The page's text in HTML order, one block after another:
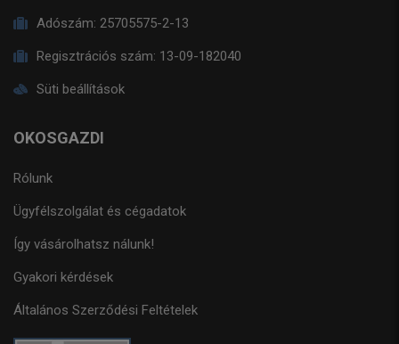
Adószám: 25705575-2-13
Regisztrációs szám: 13-09-182040
Süti beállítások
OKOSGAZDI
Rólunk
Ügyfélszolgálat és cégadatok
Így vásárolhatsz nálunk!
Gyakori kérdések
Általános Szerződési Feltételek